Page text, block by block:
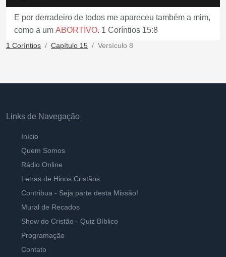
E por derradeiro de todos me apareceu também a mim,
como a um ABORTIVO. 1 Coríntios 15:8
1 Coríntios Capítulo 15 Versículo 8
Links de Navegação
Início
Quem Somos
Rádio Online
Letras de Hinos Cristãos
Contribua - Seja parte desta Missão!
Mural de Recados
Show do Cristão - Quiz Bíblico
Programação
Contato